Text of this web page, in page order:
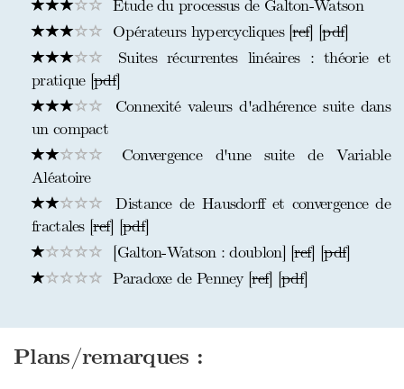
Étude du processus de Galton-Watson
Opérateurs hypercycliques [ref] [pdf]
Suites récurrentes linéaires : théorie et
pratique [pdf]
Connexité valeurs d'adhérence suite dans
un compact
Convergence d'une suite de Variable
Aléatoire
Distance de Hausdorff et convergence de
fractales [ref] [pdf]
[Galton-Watson : doublon] [ref] [pdf]
Paradoxe de Penney [ref] [pdf]
Plans/remarques :